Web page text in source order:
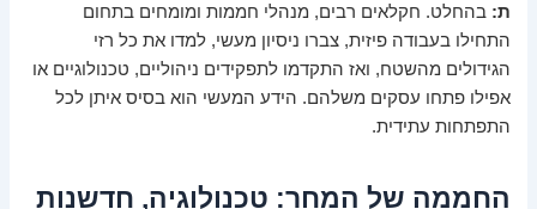
ת: בהחלט. חקלאים רבים, מנהלי חממות ומומחים בתחום
התחילו בעבודה פיזית, צברו ניסיון מעשי, למדו את כל רזי
הגידולים מהשטח, ואז התקדמו לתפקידים ניהוליים, טכנולוגיים או
אפילו פתחו עסקים משלהם. הידע המעשי הוא בסיס איתן לכל
התפתחות עתידית.
החממה של המחר: טכנולוגיה, חדשנות